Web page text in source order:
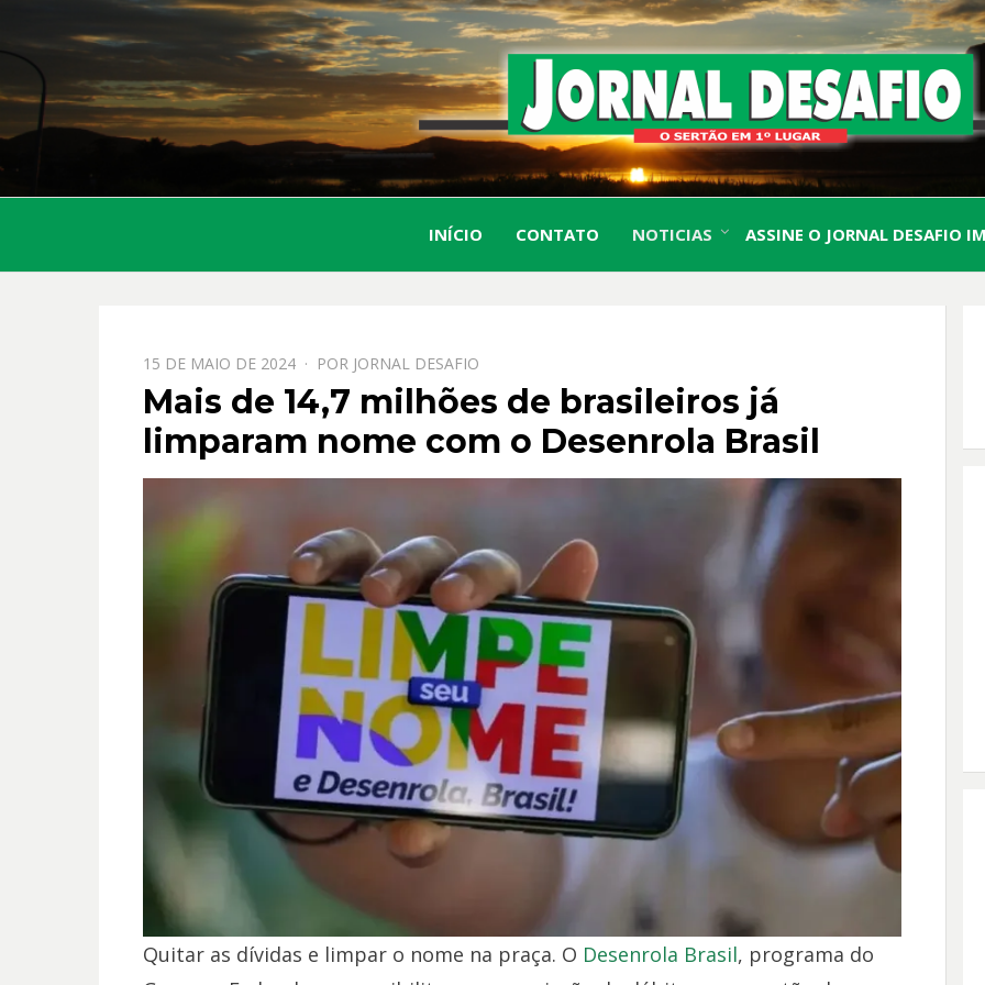
O Sertão em 1º Lugar
INÍCIO CONTATO NOTICIAS ASSINE O JORNAL DESAFIO
PPOSTADO
EM
15 DE MAIO DE 2024 POR JORNAL DESAFIO
Mais de 14,7 milhões de brasileiros já
limparam nome com o Desenrola Brasil
Quitar as dívidas e limpar o nome na praça. O Desenrola Brasil, programa do